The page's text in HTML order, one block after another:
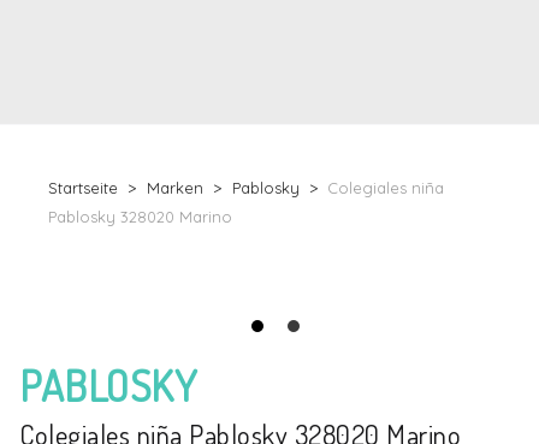
Startseite Marken Pablosky
Colegiales niña
Pablosky 328020 Marino
PABLOSKY
Colegiales niña Pablosky 328020 Marino